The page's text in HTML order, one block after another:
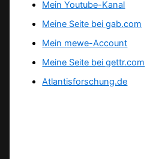
Mein Youtube-Kanal
Meine Seite bei gab.com
Mein mewe-Account
Meine Seite bei gettr.com
Atlantisforschung.de